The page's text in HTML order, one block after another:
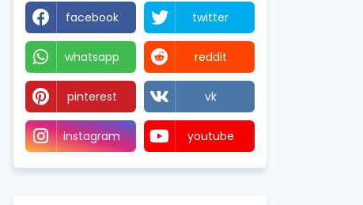
facebook twitter
whatsapp reddit
pinterest vk
instagram youtube